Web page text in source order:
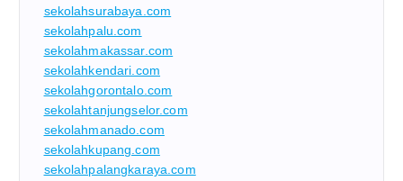
sekolahsurabaya.com
sekolahpalu.com
sekolahmakassar.com
sekolahkendari.com
sekolahgorontalo.com
sekolahtanjungselor.com
sekolahmanado.com
sekolahkupang.com
sekolahpalangkaraya.com